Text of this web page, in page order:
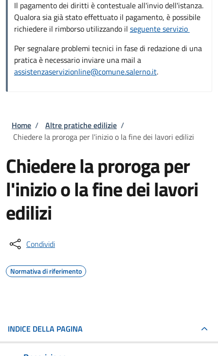
Il pagamento dei diritti è contestuale all'invio dell'istanza.
Qualora sia già stato effettuato il pagamento, è possibile
richiedere il rimborso utilizzando il seguente servizio
Per segnalare problemi tecnici in fase di redazione di una
pratica è necessario inviare una mail a
assistenzaservizionline@comune.salerno.it.
Briciole di pane
Home / Altre pratiche edilizie /
Chiedere la proroga per l'inizio o la fine dei lavori edilizi
Chiedere la proroga per
l'inizio o la fine dei lavori
edilizi
Condividi
Normativa di riferimento
INDICE DELLA PAGINA